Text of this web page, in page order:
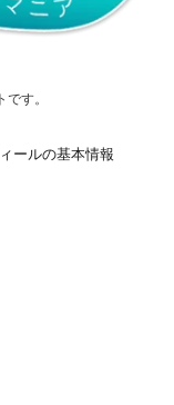
す。
ールの基本情報